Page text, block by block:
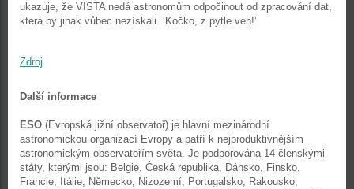
ukazuje, že VISTA nedá astronomům odpočinout od zpracování dat,
která by jinak vůbec nezískali. ‘Kočko, z pytle ven!’
Zdroj
Další informace
ESO (Evropská jižní observatoř) je hlavní mezinárodní
astronomickou organizací Evropy a patří k nejproduktivnějším
astronomickým observatořím světa. Je podporována 14 členskými
státy, kterými jsou: Belgie, Česká republika, Dánsko, Finsko,
Francie, Itálie, Německo, Nizozemí, Portugalsko, Rakousko,